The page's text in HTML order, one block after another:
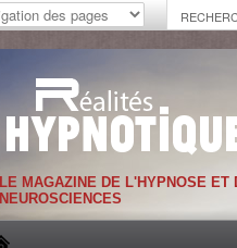
LE MAGAZINE DE L'HYPNOSE ET
NEUROSCIENCES